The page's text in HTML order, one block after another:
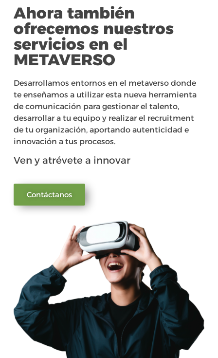
Ahora también
ofrecemos nuestros
servicios en el
METAVERSO
Desarrollamos entornos en el metaverso donde
te enseñamos a utilizar esta nueva herramienta
de comunicación para gestionar el talento,
desarrollar a tu equipo y realizar el recruitment
de tu organización, aportando autenticidad e
innovación a tus procesos.
Ven y atrévete a innovar
Contáctanos